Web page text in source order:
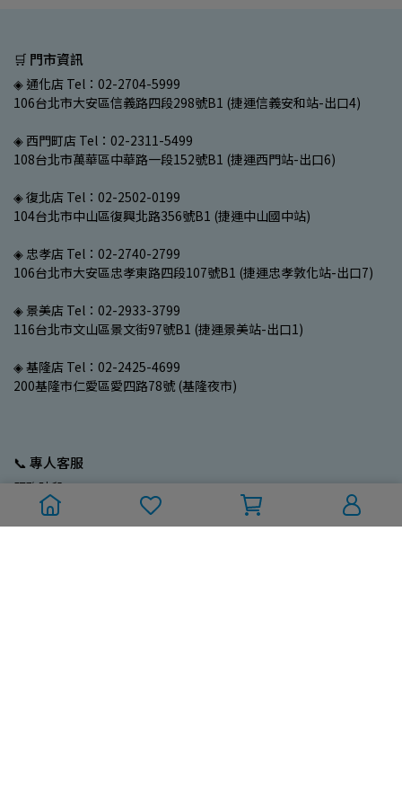
🛒 門市資訊
◈ 通化店 Tel：02-2704-5999
106台北市大安區信義路四段298號B1 (捷運信義安和站-出口4)
◈ 西門町店 Tel：02-2311-5499
108台北市萬華區中華路一段152號B1 (捷運西門站-出口6)
◈ 復北店 Tel：02-2502-0199
104台北市中山區復興北路356號B1 (捷運中山國中站)
◈ 忠孝店 Tel：02-2740-2799
106台北市大安區忠孝東路四段107號B1 (捷運忠孝敦化站-出口7)
◈ 景美店 Tel：02-2933-3799
116台北市文山區景文街97號B1 (捷運景美站-出口1)
◈ 基隆店 Tel：02-2425-4699
200基隆市仁愛區愛四路78號 (基隆夜市)
📞 專人客服
服務時段：
週一至週五 (國定/例假日除外)
10:00~12:00；13:00~17:00